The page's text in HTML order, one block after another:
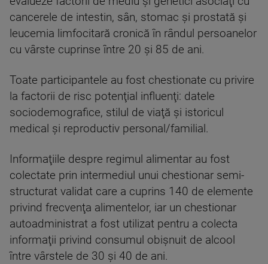
cancerele de intestin, sân, stomac şi prostată şi
leucemia limfocitară cronică în rândul persoanelor
cu vârste cuprinse între 20 şi 85 de ani.
Toate participantele au fost chestionate cu privire
la factorii de risc potenţial influenţi: datele
sociodemografice, stilul de viaţă şi istoricul
medical şi reproductiv personal/familial.
Informaţiile despre regimul alimentar au fost
colectate prin intermediul unui chestionar semi-
structurat validat care a cuprins 140 de elemente
privind frecvenţa alimentelor, iar un chestionar
autoadministrat a fost utilizat pentru a colecta
informaţii privind consumul obişnuit de alcool
între vârstele de 30 şi 40 de ani.